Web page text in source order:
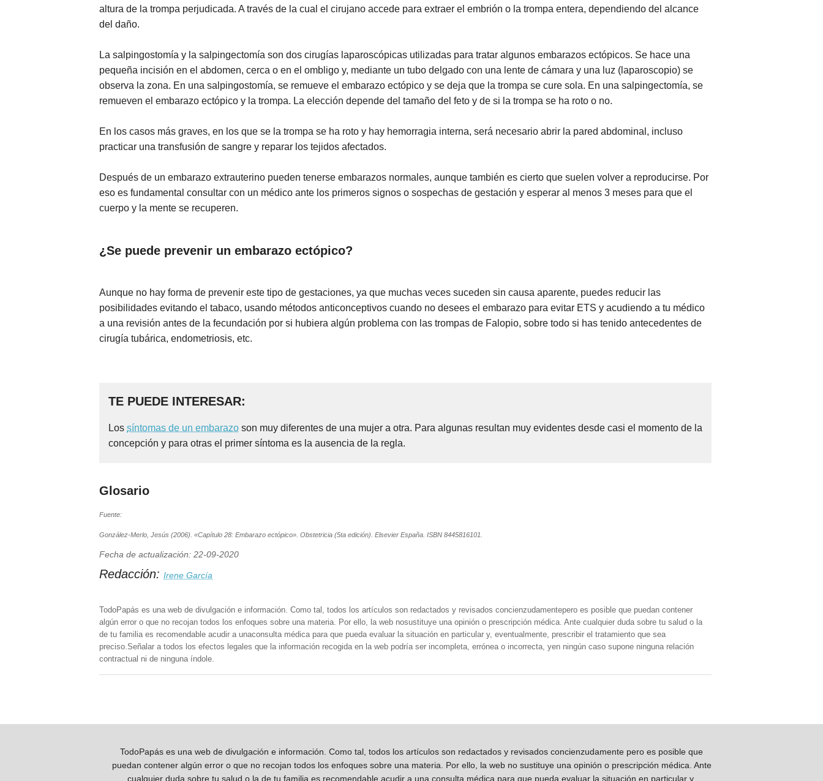
altura de la trompa perjudicada. A través de la cual el cirujano accede para extraer el embrión o la trompa entera, dependiendo del alcance
del daño.
La salpingostomía y la salpingectomía son dos cirugías laparoscópicas utilizadas para tratar algunos embarazos ectópicos. Se hace una
pequeña incisión en el abdomen, cerca o en el ombligo y, mediante un tubo delgado con una lente de cámara y una luz (laparoscopio) se
observa la zona. En una salpingostomía, se remueve el embarazo ectópico y se deja que la trompa se cure sola. En una salpingectomía, se
remueven el embarazo ectópico y la trompa. La elección depende del tamaño del feto y de si la trompa se ha roto o no.
En los casos más graves, en los que se la trompa se ha roto y hay hemorragia interna, será necesario abrir la pared abdominal, incluso
practicar una transfusión de sangre y reparar los tejidos afectados.
Después de un embarazo extrauterino pueden tenerse embarazos normales, aunque también es cierto que suelen volver a reproducirse. Por
eso es fundamental consultar con un médico ante los primeros signos o sospechas de gestación y esperar al menos 3 meses para que el
cuerpo y la mente se recuperen.
¿Se puede prevenir un embarazo ectópico?
Aunque no hay forma de prevenir este tipo de gestaciones, ya que muchas veces suceden sin causa aparente, puedes reducir las
posibilidades evitando el tabaco, usando métodos anticonceptivos cuando no desees el embarazo para evitar ETS y acudiendo a tu médico
a una revisión antes de la fecundación por si hubiera algún problema con las trompas de Falopio, sobre todo si has tenido antecedentes de
cirugía tubárica, endometriosis, etc.
TE PUEDE INTERESAR:
Los síntomas de un embarazo son muy diferentes de una mujer a otra. Para algunas resultan muy evidentes desde casi el momento de la
concepción y para otras el primer síntoma es la ausencia de la regla.
Glosario
Fuente:
González-Merlo, Jesús (2006). «Capítulo 28: Embarazo ectópico». Obstetricia (5ta edición). Elsevier España. ISBN 8445816101.
Fecha de actualización: 22-09-2020
Redacción: Irene García
TodoPapás es una web de divulgación e información. Como tal, todos los artículos son redactados y revisados concienzudamentepero es posible que puedan contener
algún error o que no recojan todos los enfoques sobre una materia. Por ello, la web nosustituye una opinión o prescripción médica. Ante cualquier duda sobre tu salud o la
de tu familia es recomendable acudir a unaconsulta médica para que pueda evaluar la situación en particular y, eventualmente, prescribir el tratamiento que sea
preciso.Señalar a todos los efectos legales que la información recogida en la web podría ser incompleta, errónea o incorrecta, yen ningún caso supone ninguna relación
contractual ni de ninguna índole.
TodoPapás es una web de divulgación e información. Como tal, todos los artículos son redactados y revisados concienzudamente pero es posible que
puedan contener algún error o que no recojan todos los enfoques sobre una materia. Por ello, la web no sustituye una opinión o prescripción médica. Ante
cualquier duda sobre tu salud o la de tu familia es recomendable acudir a una consulta médica para que pueda evaluar la situación en particular y,